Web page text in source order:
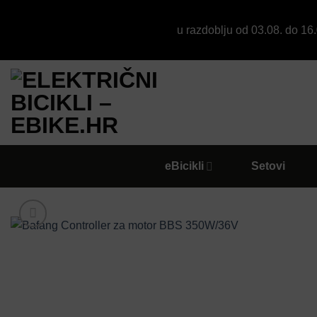
u razdoblju od 03.08. do
Skip
content
eBicikli Setovi